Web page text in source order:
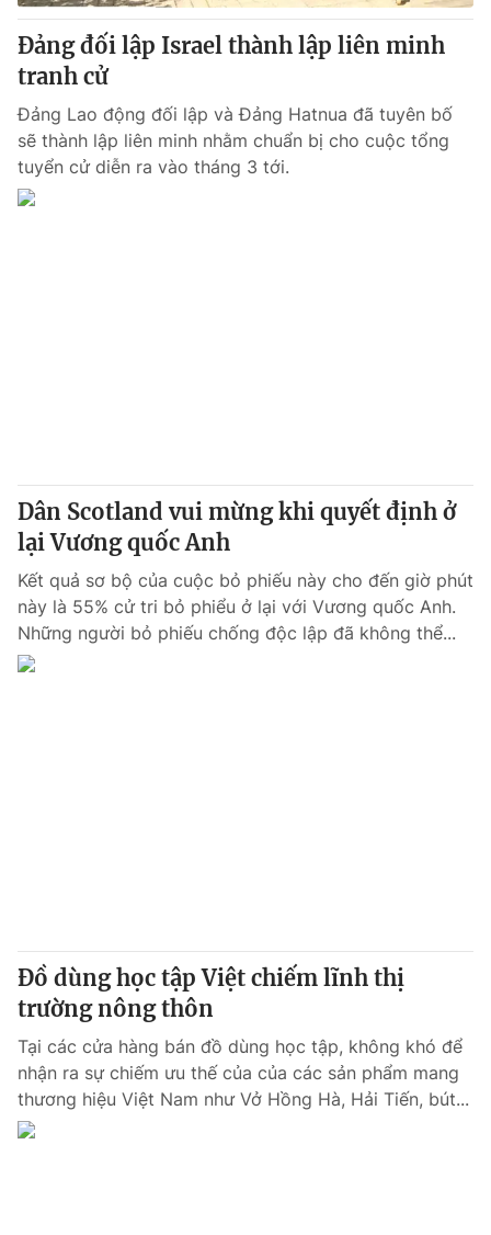
Đảng đối lập Israel thành lập liên minh
tranh cử
Đảng Lao động đối lập và Đảng Hatnua đã tuyên bố
sẽ thành lập liên minh nhằm chuẩn bị cho cuộc tổng
tuyển cử diễn ra vào tháng 3 tới.
Dân Scotland vui mừng khi quyết định ở
lại Vương quốc Anh
Kết quả sơ bộ của cuộc bỏ phiếu này cho đến giờ phút
này là 55% cử tri bỏ phiểu ở lại với Vương quốc Anh.
Những người bỏ phiếu chống độc lập đã không thể...
Đồ dùng học tập Việt chiếm lĩnh thị
trường nông thôn
Tại các cửa hàng bán đồ dùng học tập, không khó để
nhận ra sự chiếm ưu thế của của các sản phẩm mang
thương hiệu Việt Nam như Vở Hồng Hà, Hải Tiến, bút...